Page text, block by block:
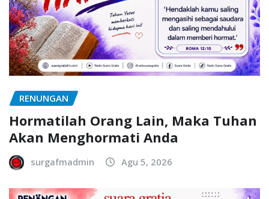
RENUNGAN
Hormatilah Orang Lain, Maka Tuhan
Akan Menghormati Anda
surgafmadmin Agu 5, 2026